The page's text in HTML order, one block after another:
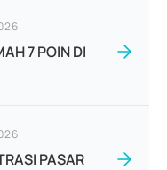
7 POIN DI
PASAR